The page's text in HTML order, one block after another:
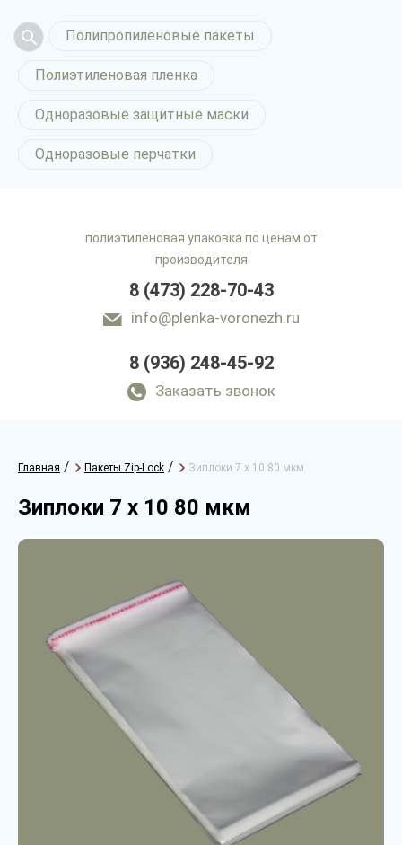
Полипропиленовые пакеты
Полиэтиленовая пленка
Одноразовые защитные маски
Одноразовые перчатки
полиэтиленовая упаковка по ценам от
производителя
8 (473) 228-70-43
info@plenka-voronezh.ru
8 (936) 248-45-92
Заказать звонок
Главная / Пакеты Zip-Lock / Зиплоки 7 х 10 80 мкм
Зиплоки 7 х 10 80 мкм